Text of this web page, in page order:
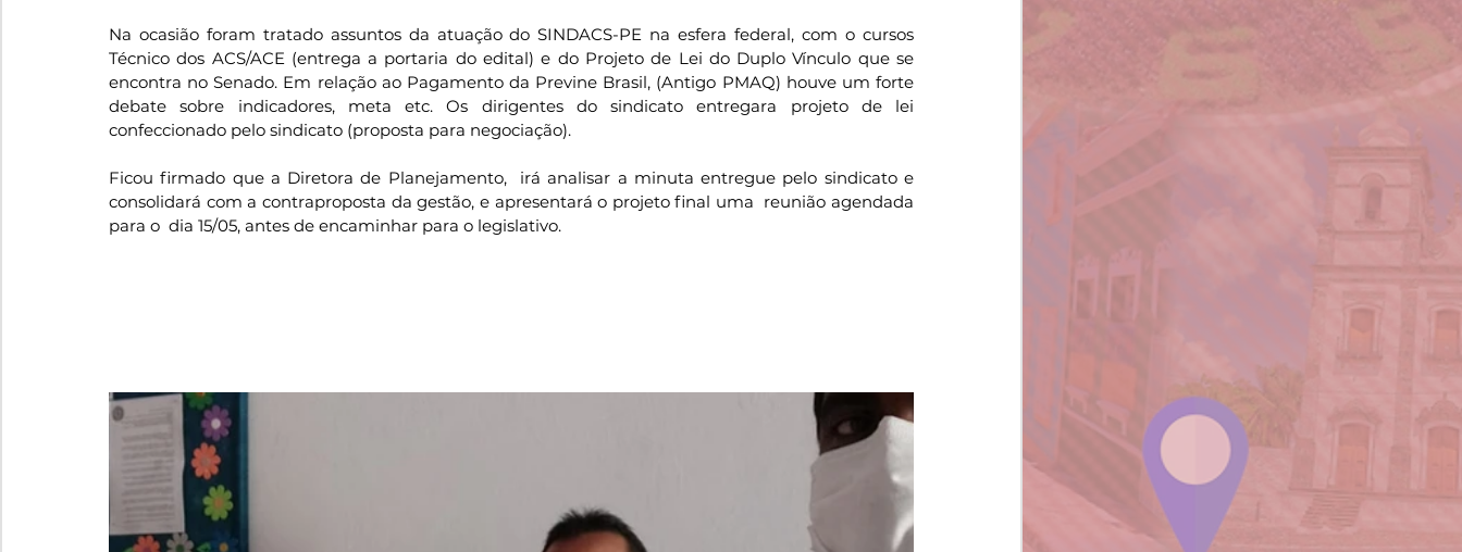
Na ocasião foram tratado assuntos da atuação do SINDACS-PE na esfera federal, com o cursos
Técnico dos ACS/ACE (entrega a portaria do edital) e do Projeto de Lei do Duplo Vínculo que se
encontra no Senado. Em relação ao Pagamento da Previne Brasil, (Antigo PMAQ) houve um forte
debate sobre indicadores, meta etc. Os dirigentes do sindicato entregara projeto de lei
confeccionado pelo sindicato (proposta para negociação).
Ficou firmado que a Diretora de Planejamento,  irá analisar a minuta entregue pelo sindicato e
consolidará com a contraproposta da gestão, e apresentará o projeto final uma  reunião agendada
para o  dia 15/05, antes de encaminhar para o legislativo.